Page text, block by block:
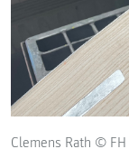
Clemens Rath ©